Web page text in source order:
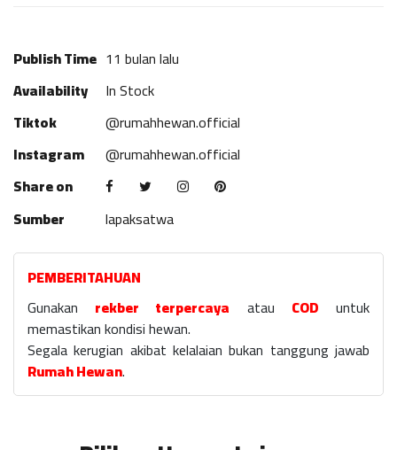
Publish Time 11 bulan lalu
Availability
In Stock
Tiktok
@rumahhewan.official
Instagram
@rumahhewan.official
Share on
Sumber
lapaksatwa
PEMBERITAHUAN
Gunakan rekber terpercaya atau COD untuk
memastikan kondisi hewan.
Segala kerugian akibat kelalaian bukan tanggung jawab
Rumah Hewan.